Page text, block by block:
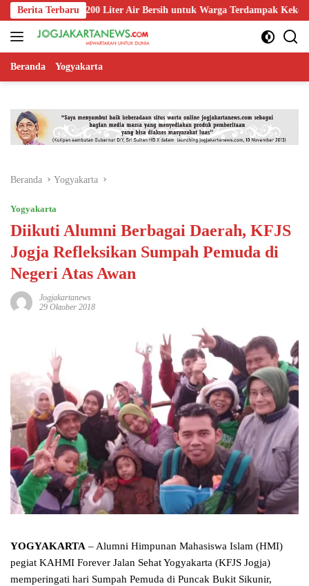
Langsung
ke
konten
Berita Terbaru
1.200 Liter Air Bersih untuk Warga Terdampak Kekeringan di
Beranda Yogyakarta
Beranda Yogyakarta
Yogyakarta
Diikuti Alumni Berbagai Daerah, KFJS
Jogja Refleksikan Sumpah Pemuda di
Negeri Atas Awan
Jogjakartanews
29 Oktober 2018
YOGYAKARTA – Alumni Himpunan Mahasiswa Islam (HMI)
pegiat KAHMI Forever Jalan Sehat Yogyakarta (KFJS Jogja)
memperingati hari Sumpah Pemuda di Puncak Bukit Sikunir,